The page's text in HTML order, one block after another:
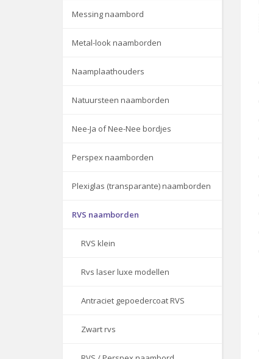
Messing naambord
Metal-look naamborden
Naamplaathouders
Natuursteen naamborden
Nee-Ja of Nee-Nee bordjes
Perspex naamborden
Plexiglas (transparante) naamborden
RVS naamborden
RVS klein
Rvs laser luxe modellen
Antraciet gepoedercoat RVS
Zwart rvs